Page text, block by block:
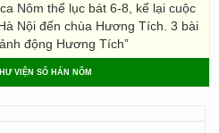
Nôm thể lục bát 6-8, kể lại cuộc
Nội đến chùa Hương Tích. 3 bài
động Hương Tích”
VIỆN SỐ HÁN NÔM